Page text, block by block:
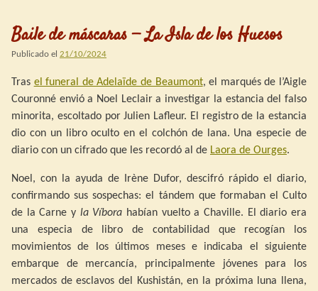
Baile de máscaras — La Isla de los Huesos
Publicado el 21/10/2024
Tras el funeral de Adelaïde de Beaumont, el marqués de l’Aigle
Couronné envió a Noel Leclair a investigar la estancia del falso
minorita, escoltado por Julien Lafleur. El registro de la estancia
dio con un libro oculto en el colchón de lana. Una especie de
diario con un cifrado que les recordó al de Laora de Ourges.
Noel, con la ayuda de Irène Dufor, descifró rápido el diario,
confirmando sus sospechas: el tándem que formaban el Culto
de la Carne y la Víbora habían vuelto a Chaville. El diario era
una especia de libro de contabilidad que recogían los
movimientos de los últimos meses e indicaba el siguiente
embarque de mercancía, principalmente jóvenes para los
mercados de esclavos del Kushistán, en la próxima luna llena,